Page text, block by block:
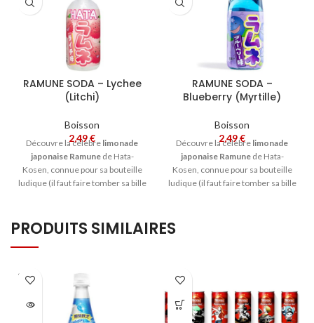
RAMUNE SODA – Lychee
(Litchi)
Boisson
2,49€
Découvre la célèbre limonade
japonaise Ramunede Hata-
Kosen, connue pour sa bouteille
ludique (il faut faire tomber sa bille
litchi .
RAMUNE SODA –
Blueberry (Myrtille)
Boisson
2,49€
Découvre la célèbre limonade
japonaise Ramunede Hata-
Kosen, connue pour sa bouteille
ludique (il faut faire tomber sa bille
PRODUITS SIMILAIRES
SOLD
OUT